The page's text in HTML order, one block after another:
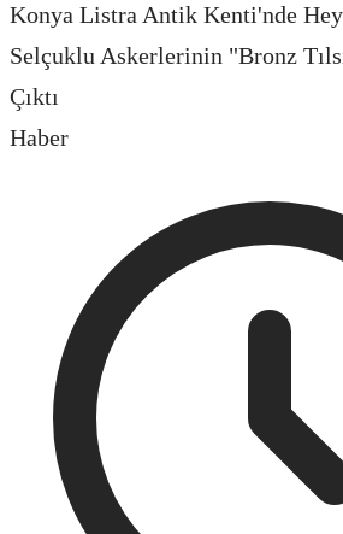
Konya Listra Antik Kenti'nde
Selçuklu Askerlerinin "Bronz
Çıktı
Haber